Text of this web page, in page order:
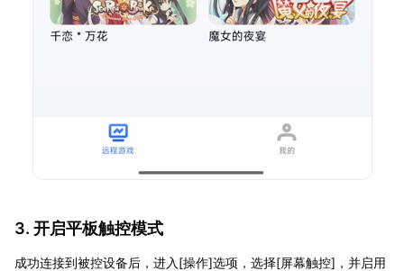
3. 开启平板触控模式
成功连接到被控设备后，进入[操作]选项，选择[屏幕触控]，并启用